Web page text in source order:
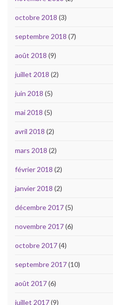
octobre 2018 (3)
septembre 2018 (7)
août 2018 (9)
juillet 2018 (2)
juin 2018 (5)
mai 2018 (5)
avril 2018 (2)
mars 2018 (2)
février 2018 (2)
janvier 2018 (2)
décembre 2017(5)
novembre 2017(6)
octobre 2017(4)
septembre 2017(10)
août 2017(6)
juillet 2017(9)